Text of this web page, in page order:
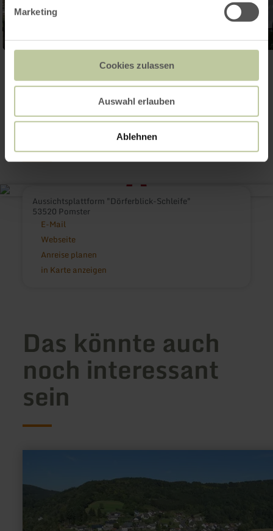
Marketing
Cookies zulassen
Auswahl erlauben
Ablehnen
Galerie öffnen
Kontakt
Aussichtsplattform "Dörferblick-Schleife"
53520 Pomster
E-Mail
Webseite
Anreise planen
in Karte anzeigen
Das könnte auch
noch interessant
sein
Hocheifel-
Aussichtstürmchen